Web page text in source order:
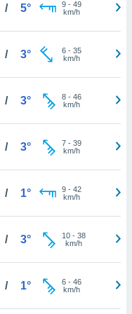
/ 5° 9- 49
km/h
/ 3° 6- 35
km/h
/ 3° 8- 46
km/h
/ 3° 7- 39
km/h
/ 1° 9- 42
km/h
/ 3° 10- 38
km/h
/ 1° 6- 46
km/h